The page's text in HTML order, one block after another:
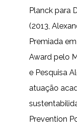
Planck para
(2013,
Premiada
Award pelo
e Pesquisa
atuação
Prevention